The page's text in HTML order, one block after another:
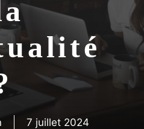
7 juillet 2024